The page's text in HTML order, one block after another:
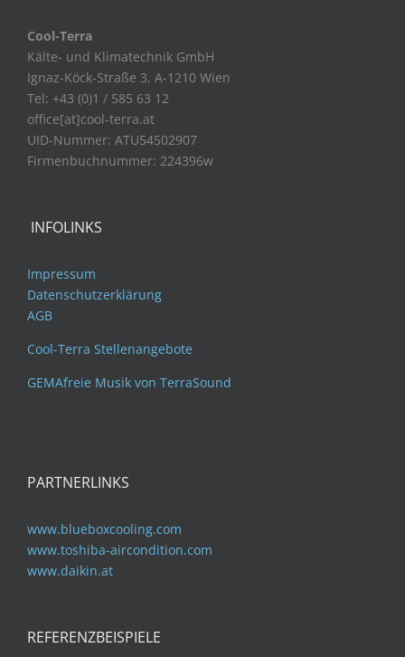
Cool-Terra
Kälte- und Klimatechnik GmbH
Ignaz-Köck-Straße 3, A-1210 Wien
Tel: +43 (0)1 / 585 63 12
office[at]cool-terra.at
UID-Nummer: ATU54502907
Firmenbuchnummer: 224396w
INFOLINKS
Impressum
Datenschutzerklärung
AGB
Cool-Terra Stellenangebote
GEMAfreie Musik von TerraSound
PARTNERLINKS
www.blueboxcooling.com
www.toshiba-aircondition.com
www.daikin.at
REFERENZBEISPIELE